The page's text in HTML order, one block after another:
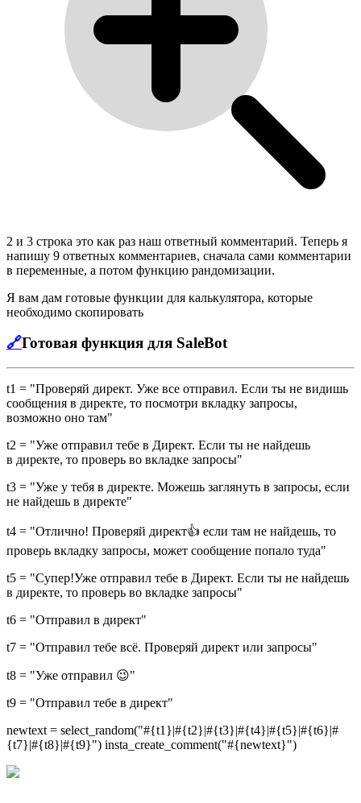
2 и 3 строка это как раз наш ответный комментарий. Теперь я
напишу 9 ответных комментариев, сначала сами комментарии
в переменные, а потом функцию рандомизации.
Я вам дам готовые функции для калькулятора, которые
необходимо скопировать
🔗Готовая функция для SaleBot
t1 = "Проверяй директ. Уже все отправил. Если ты не видишь
сообщения в директе, то посмотри вкладку запросы,
возможно оно там"
t2 = "Уже отправил тебе в Директ. Если ты не найдешь
в директе, то проверь во вкладке запросы"
t3 = "Уже у тебя в директе. Можешь заглянуть в запросы, если
не найдешь в директе"
t4 = "Отлично! Проверяй директ👍 если там не найдешь, то
проверь вкладку запросы, может сообщение попало туда"
t5 = "Супер!Уже отправил тебе в Директ. Если ты не найдешь
в директе, то проверь во вкладке запросы"
t6 = "Отправил в директ"
t7 = "Отправил тебе всё. Проверяй директ или запросы"
t8 = "Уже отправил 😉"
t9 = "Отправил тебе в директ"
newtext = select_random("#{t1}|#{t2}|#{t3}|#{t4}|#{t5}|#{t6}|#
{t7}|#{t8}|#{t9}") insta_create_comment("#{newtext}")